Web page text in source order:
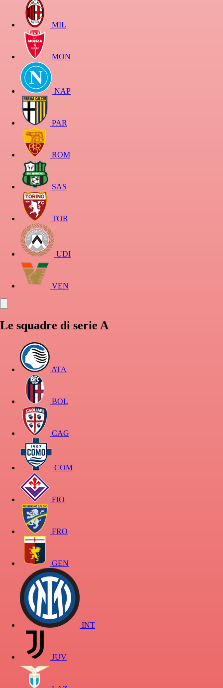
MIL
MON
NAP
PAR
ROM
SAS
TOR
UDI
VEN
Le squadre di serie A
ATA
BOL
CAG
COM
FIO
FRO
GEN
INT
JUV